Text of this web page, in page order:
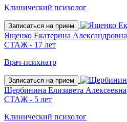
Клинический психолог
Записаться на прием
Ященко Екатерина Александровна
СТАЖ - 17 лет
Врач-психиатр
Записаться на прием
Щербинина Елизавета Алексеевна
СТАЖ - 5 лет
Клинический психолог